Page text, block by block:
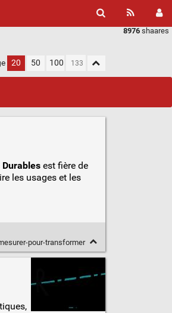
8976 shaares
20 50 100
est fière de
les usages et les
pour-transformer